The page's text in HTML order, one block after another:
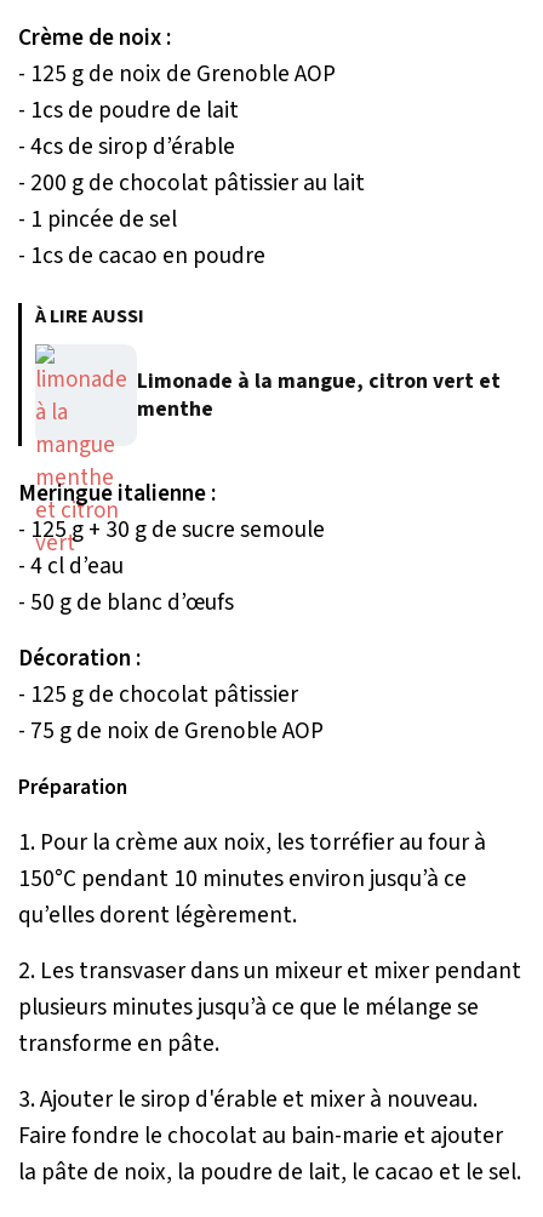
Crème de noix :
- 125 g de noix de Grenoble AOP
- 1cs de poudre de lait
- 4cs de sirop d’érable
- 200 g de chocolat pâtissier au lait
- 1 pincée de sel
- 1cs de cacao en poudre
À LIRE AUSSI
Limonade à la mangue, citron vert et
menthe
Meringue italienne :
- 125 g + 30 g de sucre semoule
- 4 cl d’eau
- 50 g de blanc d’œufs
Décoration :
- 125 g de chocolat pâtissier
- 75 g de noix de Grenoble AOP
Préparation
1. Pour la crème aux noix, les torréfier au four à
150°C pendant 10 minutes environ jusqu’à ce
qu’elles dorent légèrement.
2. Les transvaser dans un mixeur et mixer pendant
plusieurs minutes jusqu’à ce que le mélange se
transforme en pâte.
3. Ajouter le sirop d'érable et mixer à nouveau.
Faire fondre le chocolat au bain-marie et ajouter
la pâte de noix, la poudre de lait, le cacao et le sel.